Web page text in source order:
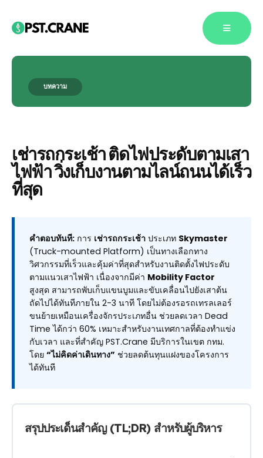
บทความ
Blog Single
เช่ารถกระเช้า ติดไฟประดับตามเสา
ไฟฟ้า วิ่งเก็บงานตามไลน์ถนนได้เร็ว
ที่สุด
คำตอบทันที: การ เช่ารถกระเช้า ประเภท Skymaster
(Truck-mounted Platform) เป็นทางเลือกทาง
วิศวกรรมที่เร็วและคุ้มค่าที่สุดสำหรับงานติดตั้งไฟประดับ
ตามแนวเสาไฟฟ้า เนื่องจากมีค่า Mobility Factor
สูงสุด สามารถพับเก็บแขนบูมและขับเคลื่อนไปยังเสาต้น
ถัดไปได้ทันทีภายใน 2-3 นาที โดยไม่ต้องรอรถเทรลเลอร์
ขนย้ายเหมือนเครื่องจักรประเภทอื่น ช่วยลดเวลา Dead
Time ได้กว่า 60% เหมาะสำหรับงานเทศกาลที่ต้องทำแข่ง
กับเวลา และที่สำคัญ PST.Crane มีบริการในเขต กทม.
โดย “ไม่คิดค่าเดินทาง” ช่วยลดต้นทุนแฝงของโครงการ
ได้ทันที
สรุปประเด็นสำคัญ (TL;DR) สำหรับผู้บริหาร